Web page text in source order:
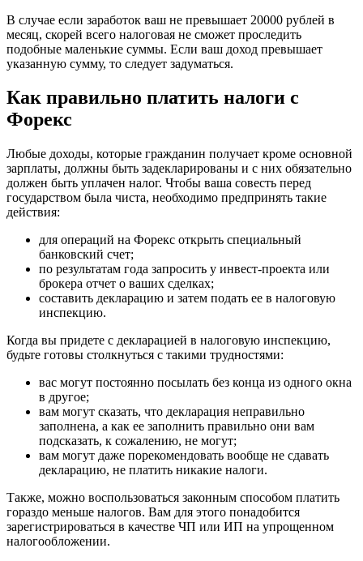
В случае если заработок ваш не превышает 20000 рублей в
месяц, скорей всего налоговая не сможет проследить
подобные маленькие суммы. Если ваш доход превышает
указанную сумму, то следует задуматься.
Как правильно платить налоги с
Форекс
Любые доходы, которые гражданин получает кроме основной
зарплаты, должны быть задекларированы и с них обязательно
должен быть уплачен налог. Чтобы ваша совесть перед
государством была чиста, необходимо предпринять такие
действия:
для операций на Форекс открыть специальный
банковский счет;
по результатам года запросить у инвест-проекта или
брокера отчет о ваших сделках;
составить декларацию и затем подать ее в налоговую
инспекцию.
Когда вы придете с декларацией в налоговую инспекцию,
будьте готовы столкнуться с такими трудностями:
вас могут постоянно посылать без конца из одного окна
в другое;
вам могут сказать, что декларация неправильно
заполнена, а как ее заполнить правильно они вам
подсказать, к сожалению, не могут;
вам могут даже порекомендовать вообще не сдавать
декларацию, не платить никакие налоги.
Также, можно воспользоваться законным способом платить
гораздо меньше налогов. Вам для этого понадобится
зарегистрироваться в качестве ЧП или ИП на упрощенном
налогообложении.